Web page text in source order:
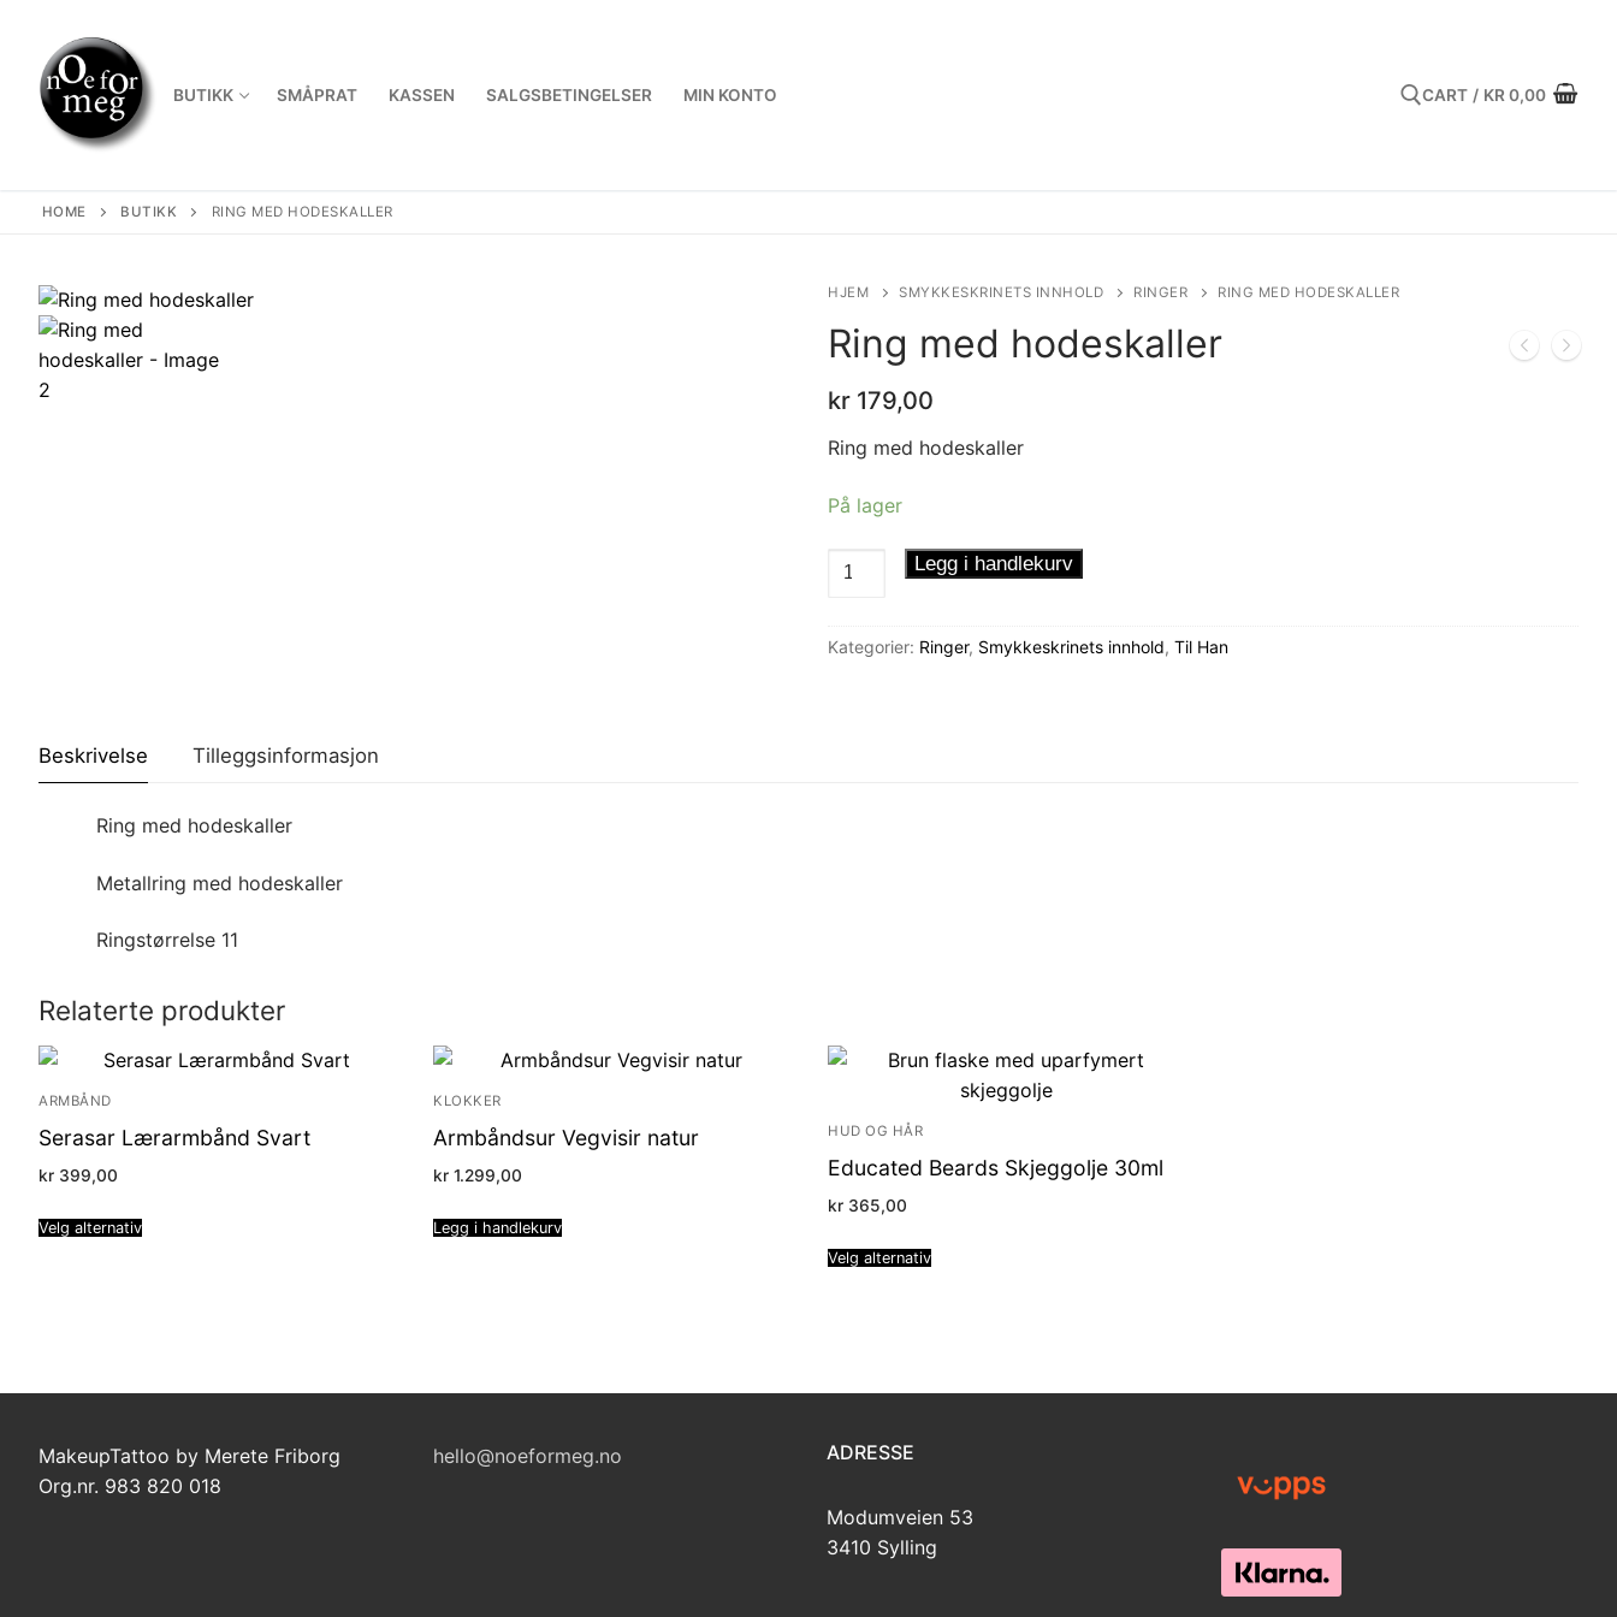
content
BUTIKK SMÅPRAT KASSEN SALGSBETINGELSER MIN KONTO CART / KR 0,00
HOME BUTIKK RING MED HODESKALLER
HJEM SMYKKESKRINETS INNHOLD RINGER RING MED HODESKALLER
Ring med hodeskaller
kr 179,00
Ring med hodeskaller
På lager
Ring
antall
Legg i handlekurv
Kategorier: Ringer, Smykkeskrinets innhold, Til Han
Beskrivelse Tilleggsinformasjon
Ring med hodeskaller
Metallring med hodeskaller
Ringstørrelse 11
Relaterte produkter
ARMBÅND
Serasar Lærarmbånd Svart
kr 399,00
Velg alternativ
KLOKKER
Armbåndsur Vegvisir natur
kr 1.299,00
Legg i handlekurv
HUD OG HÅR
Educated Beards Skjeggolje 30ml
kr 365,00
Velg alternativ
MakeupTattoo by Merete Friborg
Org.nr. 983 820 018
hello@noeformeg.no ADRESSE
Modumveien 53
3410 Sylling